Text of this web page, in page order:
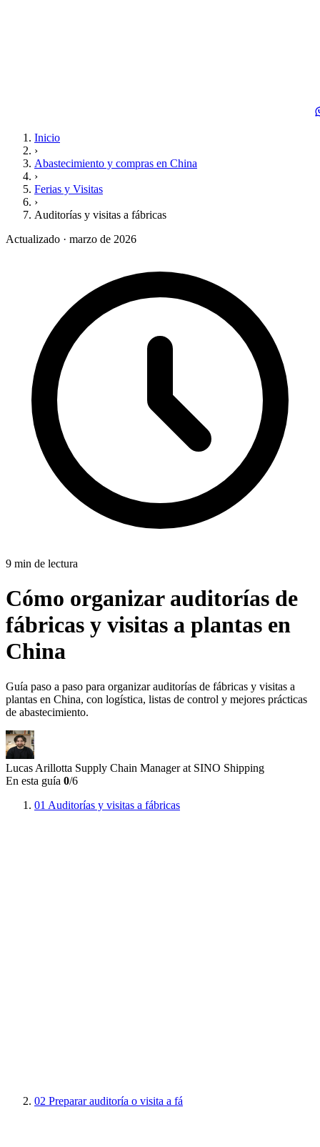
Inicio
›
Abastecimiento y compras en China
›
Ferias y Visitas
›
Auditorías y visitas a fábricas
Actualizado · marzo de 2026
9 min de lectura
Cómo organizar auditorías de
fábricas y visitas a plantas en
China
Guía paso a paso para organizar auditorías de fábricas y visitas a
plantas en China, con logística, listas de control y mejores prácticas
de abastecimiento.
Lucas Arillotta Supply Chain Manager at SINO Shipping
En esta guía 0/6
01 Auditorías y visitas a fábricas
02 Preparar auditoría o visita a fá